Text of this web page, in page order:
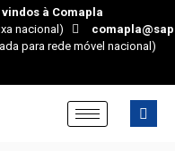
vindos à Comapla
nacional)
para rede móvel nacional)